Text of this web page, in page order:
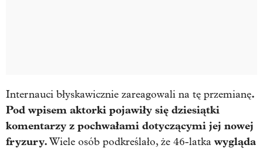
Internauci błyskawicznie zareagowali na tę przemianę.
Pod wpisem aktorki pojawiły się dziesiątki
komentarzy z pochwałami dotyczącymi jej nowej
fryzury.Wiele osób podkreślało, że 46-latka wygląda